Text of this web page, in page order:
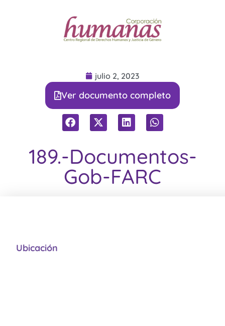
189.-Documentos-
Gob-FARC
julio 2, 2023
Ver documento completo
Ubicación